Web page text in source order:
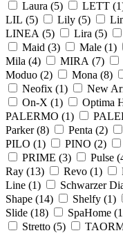
Laura (5) LETT (1
LIL (5) Lily (5)
LINEA (5) Lira (5)
Maid (3) Male (1)
Mila (4) MIRA (7)
Moduo (2) Mona (8)
Neofix (1) New
On-X (1) Optima
PALERMO (1)
Parker (8) Penta (2)
PILO (1) PINO (2)
PRIME (3) Pulse (
Ray (13) Revo (1)
Line (1) Schwarzer
Shape (14) Shelfy (1)
Slide (18) SpaHome (1
Stretto (5)